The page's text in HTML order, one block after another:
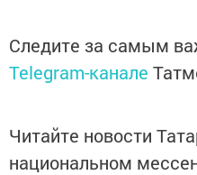
Следите за самым
Telegram-канале
Читайте новости
национальном